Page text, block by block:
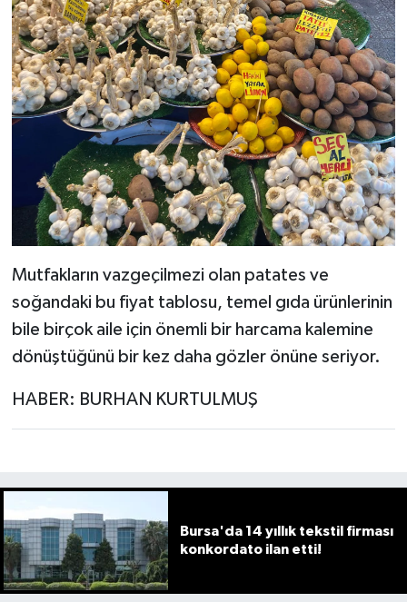
Mutfakların vazgeçilmezi olan patates ve
soğandaki bu fiyat tablosu, temel gıda ürünlerinin
bile birçok aile için önemli bir harcama kalemine
dönüştüğünü bir kez daha gözler önüne seriyor.
HABER: BURHAN KURTULMUŞ
Bursa'da 14 yıllık tekstil firması
konkordato ilan etti!